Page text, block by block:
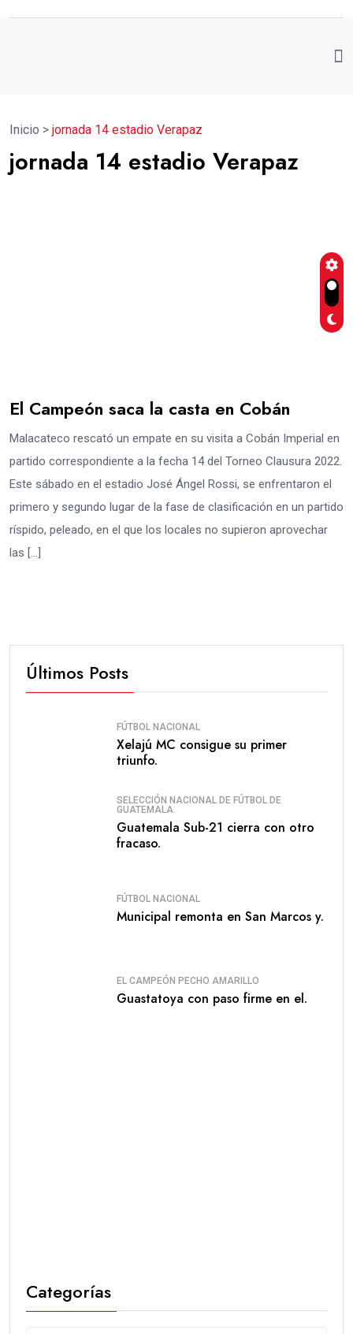
Inicio > jornada 14 estadio Verapaz
jornada 14 estadio Verapaz
El Campeón saca la casta en Cobán
Malacateco rescató un empate en su visita a Cobán Imperial en
partido correspondiente a la fecha 14 del Torneo Clausura 2022.
Este sábado en el estadio José Ángel Rossi, se enfrentaron el
primero y segundo lugar de la fase de clasificación en un partido
ríspido, peleado, en el que los locales no supieron aprovechar
las […]
Últimos Posts
FÚTBOL NACIONAL
Xelajú MC consigue su primer
triunfo.
SELECCIÓN NACIONAL DE FÚTBOL DE
GUATEMALA
Guatemala Sub-21 cierra con otro
fracaso.
FÚTBOL NACIONAL
Municipal remonta en San Marcos y.
EL CAMPEÓN PECHO AMARILLO
Guastatoya con paso firme en el.
Categorías